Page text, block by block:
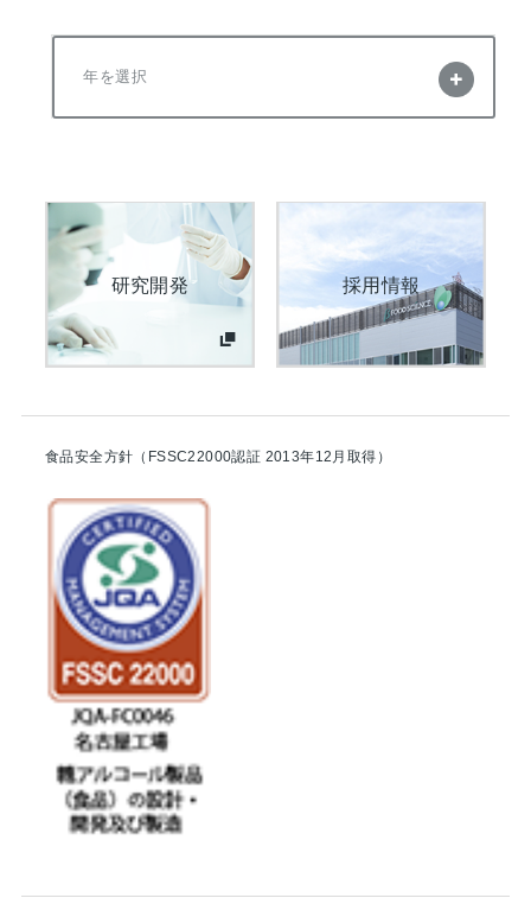
年を選択
研究開発 採用情報
食品安全方針（FSSC22000認証 2013年12月取得）